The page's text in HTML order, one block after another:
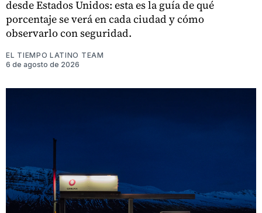
desde Estados Unidos: esta es la guía de qué
porcentaje se verá en cada ciudad y cómo
observarlo con seguridad.
EL TIEMPO LATINO TEAM
6 de agosto de 2026